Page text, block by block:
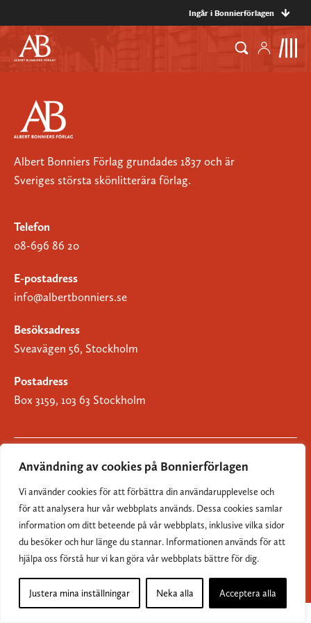
Användning av cookies på Bonnierförlagen
Vi använder cookies för att förbättra din användarupplevelse och
för att analysera hur vår webbplats används. Dessa cookies samlar
information om ditt beteende på vår webbplats, inklusive vilka sidor
du besöker och hur länge du stannar. Informationen används för att
hjälpa oss förstå hur vi kan göra vår webbplats bättre för dig.
Justera mina inställningar Neka alla Acceptera alla
Ingår i Bonnierförlagen
Albert Bonniers Förlag grundades 1837 och är
Sveriges största skönlitterära förlag.
Telefon
08-696 86 20
E-postadress
info@albertbonniers.se
Besöksadress
Sveavägen 56, Stockholm
Postadress
Box 3159, 103 63 Stockholm
Om Bonnierförlagen
Integritetspolicy